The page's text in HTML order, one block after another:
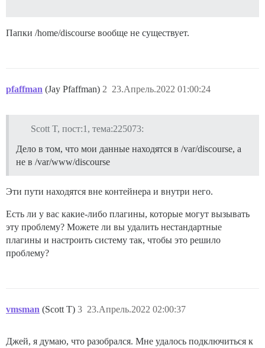
Папки /home/discourse вообще не существует.
pfaffman (Jay Pfaffman) 23.Апрель.2022 01:00:24
2
Scott T, пост:1, тема:225073:
Дело в том, что мои данные находятся в /var/discourse, а
не в /var/www/discourse
Эти пути находятся вне контейнера и внутри него.
Есть ли у вас какие-либо плагины, которые могут вызывать
эту проблему? Можете ли вы удалить нестандартные
плагины и настроить систему так, чтобы это решило
проблему?
vmsman (Scott T) 23.Апрель.2022 02:00:37
3
Джей, я думаю, что разобрался. Мне удалось подключиться к